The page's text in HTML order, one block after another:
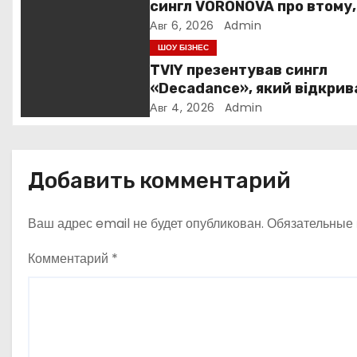
з
п
и
с
сингл VORONOVA про втому,
силу та повернення до себе
Авг 6, 2026 Admin
ШОУ БІЗНЕС
TVIY презентував сингл
«Decadance», який
нову сторінку українського
Авг 4, 2026 Admin
Добавить комментарий
Ваш адрес email не будет опубликован.
Комментарий *